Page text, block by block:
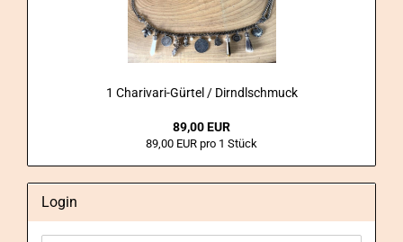
1 Charivari-​Gürtel / Dirndlschmuck
89,00 EUR
89,00 EUR pro 1 Stück
Login